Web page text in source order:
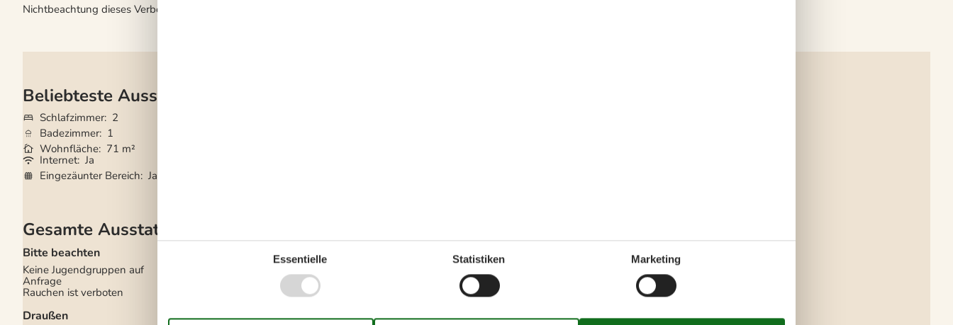
Nichtbeachtung dieses Verbots wird eine Gebühr von mindestens EUR 420,- erhoben.
Beliebteste Ausstattungen
Schlafzimmer 2
Badezimmer 1
Wohnfläche 71 m²
Internet Ja
Eingezäunter Bereich Ja
Gesamte Ausstattung
Bitte beachten
Keine Jugendgruppen auf
Anfrage
Rauchen ist verboten
Draußen
Einrichtung
Anzahl Erwachsene inkl. 4-11
Bebaute Fläche 71 m²
Multimedien
Chromecast 1
Internet drahtlos
Radio
Essentielle Statistiken Marketing